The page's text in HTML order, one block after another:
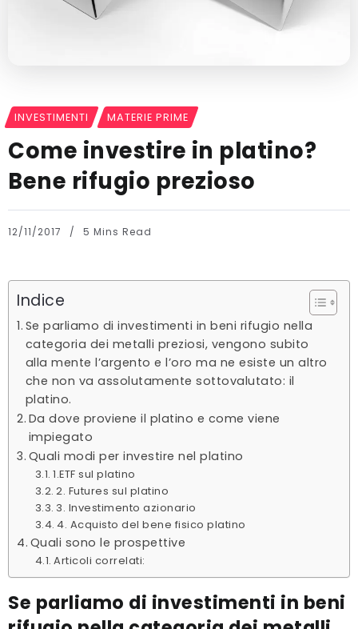
INVESTIMENTI MATERIE PRIME
Come investire in platino?
Bene rifugio prezioso
12/11/2017 5 Mins Read
Indice
Se parliamo di investimenti in beni rifugio nella
categoria dei metalli preziosi, vengono subito
alla mente l’argento e l’oro ma ne esiste un altro
che non va assolutamente sottovalutato: il
platino.
Da dove proviene il platino e come viene
impiegato
Quali modi per investire nel platino
1.ETF sul platino
2. Futures sul platino
3. Investimento azionario
4. Acquisto del bene fisico platino
Quali sono le prospettive
Articoli correlati:
Se parliamo di investimenti in beni